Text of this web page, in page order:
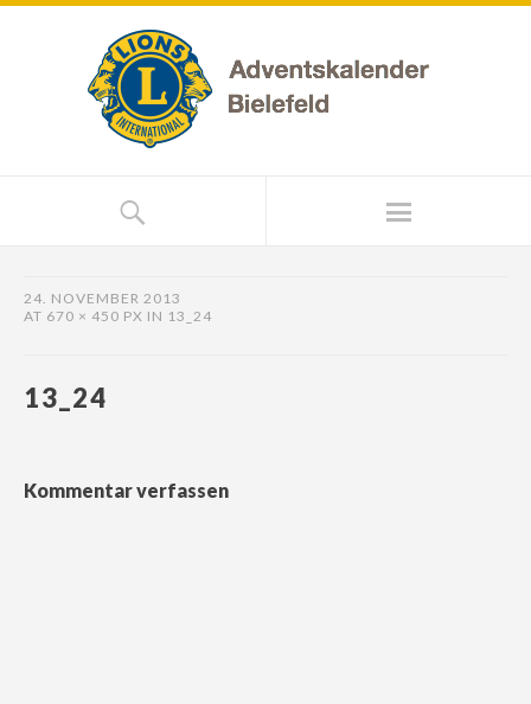
24. NOVEMBER 2013
AT 670 × 450 PX IN 13_24
13_24
Kommentar verfassen